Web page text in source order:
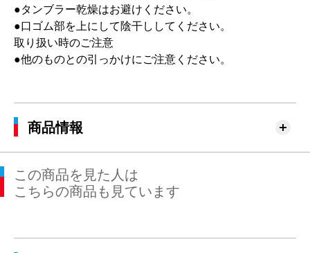
●タンブラー乾燥はお避けください。
●口ゴム部を上にして陰干ししてください。
取り扱い時のご注意
●他のものとの引っかけにご注意ください。
商品情報
この商品を見た人は
こちらの商品も見ています